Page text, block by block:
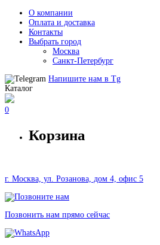
О компании
Оплата и доставка
Контакты
Выбрать город
Москва
Санкт-Петербург
Напишите нам в Tg
Каталог
0
Корзина
г. Москва, ул. Розанова, дом 4, офис 5
Позвонить нам прямо сейчас